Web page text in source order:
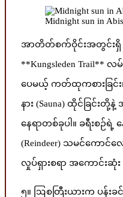
Midnight sun in
အာတိတ်စက်ဝိုင်းအတွင်းရှိ
**Kungsleden Trail**
ပေမယ့် ကတ်ထုကစားခြင်း
နား (Sauna) ထိုင်ခြင်း
နေရာတစ်ခုပါ။ ခရီးစဉ်ရဲ့
(Reindeer) သမင်ကော
လှုပ်ရှားစရာ အကောင်းဆုံ
၅။ ဩစတြီးယားက ပန်းခင်